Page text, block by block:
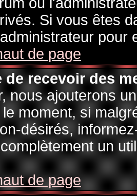
Si vous êtes
pour
de page
de recevoir des
nous ajouterons
moment, si
désirés,
un
de page